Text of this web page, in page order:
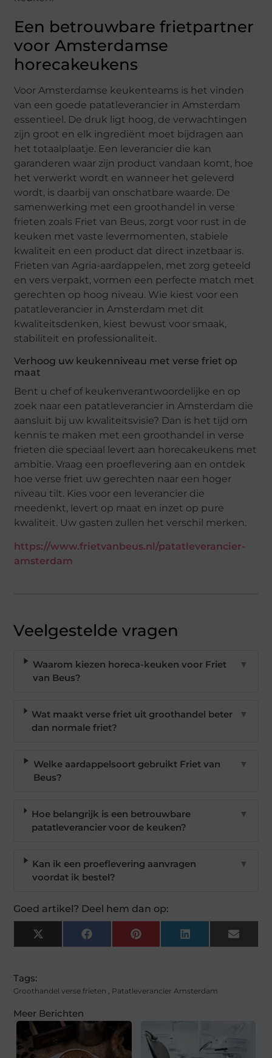
Een betrouwbare frietpartner
voor Amsterdamse
horecakeukens
Voor Amsterdamse keukenteams is het vinden
van een goede patatleverancier in Amsterdam
essentieel. De druk ligt hoog, de verwachtingen
zijn groot en elk ingrediënt moet bijdragen aan
het totaalplaatje. Een leverancier die kan
garanderen waar zijn product vandaan komt, hoe
het verwerkt wordt en wanneer het geleverd
wordt, is daarbij van onschatbare waarde. De
samenwerking met een groothandel in verse
frieten zoals Friet van Beus, zorgt voor rust in de
keuken met vaste levermomenten, stabiele
kwaliteit en een product dat direct inzetbaar is.
Frieten van Agria-aardappelen, met zorg geteeld
en vers verpakt, vormen een perfecte match met
gerechten op hoog niveau. Wie kiest voor een
patatleverancier in Amsterdam met dit
kwaliteitsdenken, kiest bewust voor smaak,
stabiliteit en professionaliteit.
Verhoog uw keukenniveau met verse friet op
maat
Bent u chef of keukenverantwoordelijke en op
zoek naar een patatleverancier in Amsterdam die
aansluit bij uw kwaliteitsvisie? Dan is het tijd om
kennis te maken met een groothandel in verse
frieten die speciaal levert aan horecakeukens met
ambitie. Vraag een proeflevering aan en ontdek
hoe verse friet uw gerechten naar een hoger
niveau tilt. Kies voor een leverancier die
meedenkt, levert op maat en inzet op pure
kwaliteit. Uw gasten zullen het verschil merken.
https://www.frietvanbeus.nl/patatleverancier-
amsterdam
Veelgestelde vragen
Waarom kiezen horeca-keuken voor Friet
van Beus?
▼
Wat maakt verse friet uit groothandel beter
dan normale friet?
▼
Welke aardappelsoort gebruikt Friet van
Beus?
▼
Hoe belangrijk is een betrouwbare
patatleverancier voor de keuken?
▼
Kan ik een proeflevering aanvragen
voordat ik bestel?
▼
Goed artikel? Deel hem dan op:
X
(Twitter)
FacebookPinterest LinkedIn Email
Tags:
Groothandel verse frieten , Patatleverancier Amsterdam
Meer Berichten